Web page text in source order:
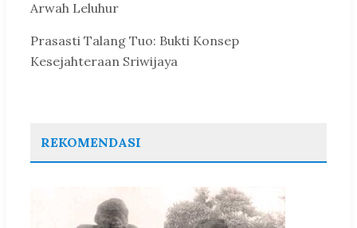
Arwah Leluhur
Prasasti Talang Tuo: Bukti Konsep
Kesejahteraan Sriwijaya
REKOMENDASI